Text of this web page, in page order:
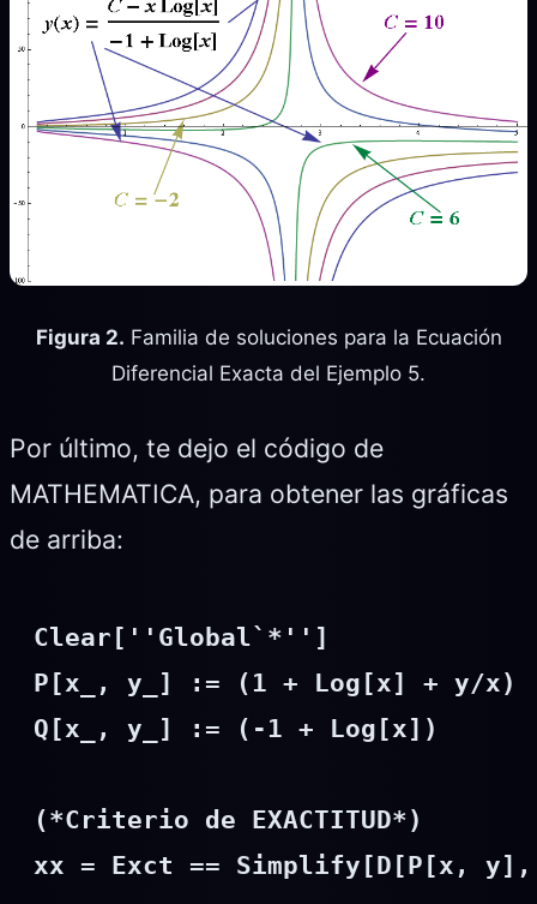
Figura 2. Familia de soluciones para la Ecuación
Diferencial Exacta del Ejemplo 5.
Por último, te dejo el código de
MATHEMATICA, para obtener las gráficas
de arriba:
Clear[''Global`*'']
P[x_, y_] := (1 + Log[x] + y/x)
Q[x_, y_] := (-1 + Log[x])
(*Criterio de EXACTITUD*)
xx = Exct == Simplify[D[P[x,